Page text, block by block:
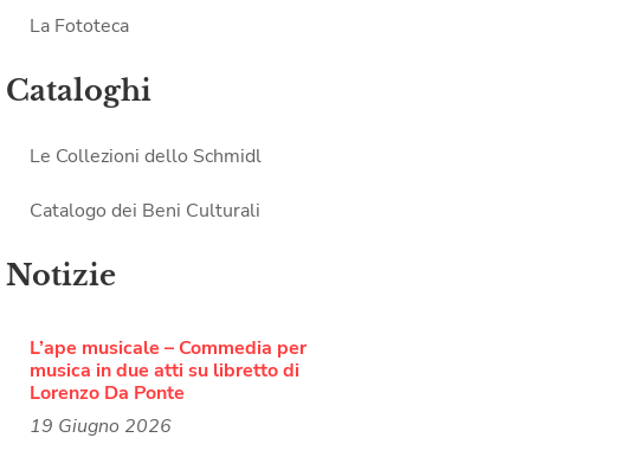
La Fototeca
Cataloghi
Le Collezioni dello Schmidl
Catalogo dei Beni Culturali
Notizie
L’ape musicale – Commedia per
musica in due atti su libretto di
Lorenzo Da Ponte
19 Giugno 2026